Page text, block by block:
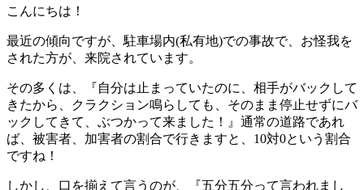
こんにちは！
最近の傾向ですが、駐車場内(私有地)での事故で、お怪我を
された方が、来院されています。
その多くは、『自分は止まっていたのに、相手がバックして
きたから、クラクション鳴らしても、そのまま停止せずにバ
ックしてきて、ぶつかって来ました！』通常の道路であれ
ば、被害者、加害者の割合で行きますと、10対0という割合
ですね！
しかし、口を揃えて言うのが、『五分五分って言われまし